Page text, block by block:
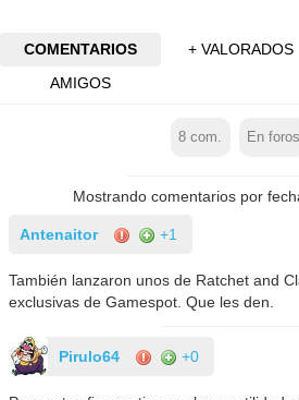
COMENTARIOS
+ VALORADOS
AMIGOS
8 com. En foros
Mostrando comentarios por
Antenaitor +1
También lanzaron unos de Ratchet and
exclusivas de Gamespot. Que les den.
Pirulo64 +0